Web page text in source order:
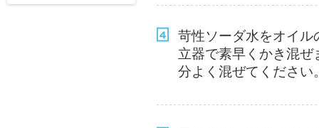
苛性ソーダ水をオイ
立器で素早くかき混
分よく混ぜてください